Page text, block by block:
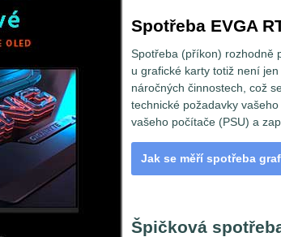
Spotřeba EVGA
Spotřeba (příkon) rozhodně
u grafické karty totiž není
náročných činnostech, což
technické požadavky
vašeho počítače (PSU) a
Jak se měří spotřeba
Špičková